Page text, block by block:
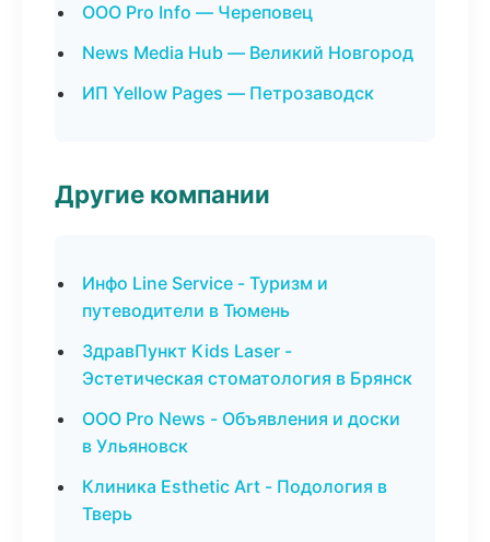
ООО Pro Info — Череповец
News Media Hub — Великий Новгород
ИП Yellow Pages — Петрозаводск
Другие компании
Инфо Line Service - Туризм и
путеводители в Тюмень
ЗдравПункт Kids Laser -
Эстетическая стоматология в Брянск
ООО Pro News - Объявления и доски
в Ульяновск
Клиника Esthetic Art - Подология в
Тверь